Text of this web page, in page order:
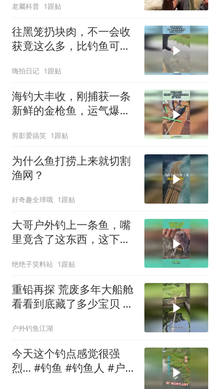
老屬科普 1跟贴
往黑笼扔块肉，不一会收
获竟这么多，比钓鱼可强
嗨拍日记 1跟贴
海钓大丰收，刚捕获一条
新鲜的金枪鱼，运气爆
剪影爱搞笑 1跟贴
为什么鱼打捞上来就切割
渔网？
好奇趣全球哦 1跟贴
大哥户外钓上一条鱼，嘴
里竟含了这东西，这下大
绝绝子笑料站 1跟贴
重铅再探 荒废多年大船舱
看看到底藏了多少宝贝 #
户外钓鱼江湖
今天这个钓点感觉很强
烈… #钓鱼 #钓鱼人 #户